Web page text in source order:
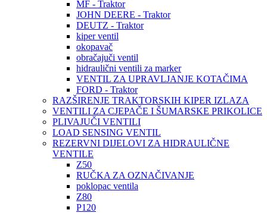
MF - Traktor
JOHN DEERE - Traktor
DEUTZ - Traktor
kiper ventil
okopavač
obračajuči ventil
hidraulični ventili za marker
VENTIL ZA UPRAVLJANJE KOTAČIMA
FORD - Traktor
RAZŠIRENJE TRAKTORSKIH KIPER IZLAZA
VENTILI ZA CJEPAČE I ŠUMARSKE PRIKOLICE
PLIVAJUČI VENTILI
LOAD SENSING VENTIL
REZERVNI DIJELOVI ZA HIDRAULIČNE
VENTILE
Z50
RUČKA ZA OZNAČIVANJE
poklopac ventila
Z80
P120